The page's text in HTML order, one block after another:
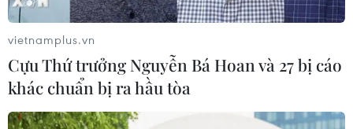
ASEAN Cup 2026: Đội tuyển Việt
Nam tạo "cơn địa chấn" trên truyền
thông khu vực
04/08/2026 02:45
vietnamplus.vn
Cựu Thứ trưởng Nguyễn Bá Hoan và 27 bị cáo
khác chuẩn bị ra hầu tòa